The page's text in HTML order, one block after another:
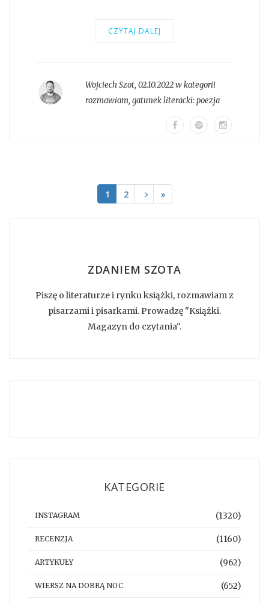
CZYTAJ DALEJ
Wojciech Szot, 02.10.2022 w kategorii
rozmawiam, gatunek literacki:poezja
1 2 ﹥ »
ZDANIEM SZOTA
Piszę o literaturze i rynku książki, rozmawiam z
pisarzami i pisarkami. Prowadzę "Książki.
Magazyn do czytania".
KATEGORIE
INSTAGRAM (1320)
RECENZJA (1160)
ARTYKUŁY (962)
WIERSZ NA DOBRĄ NOC (652)